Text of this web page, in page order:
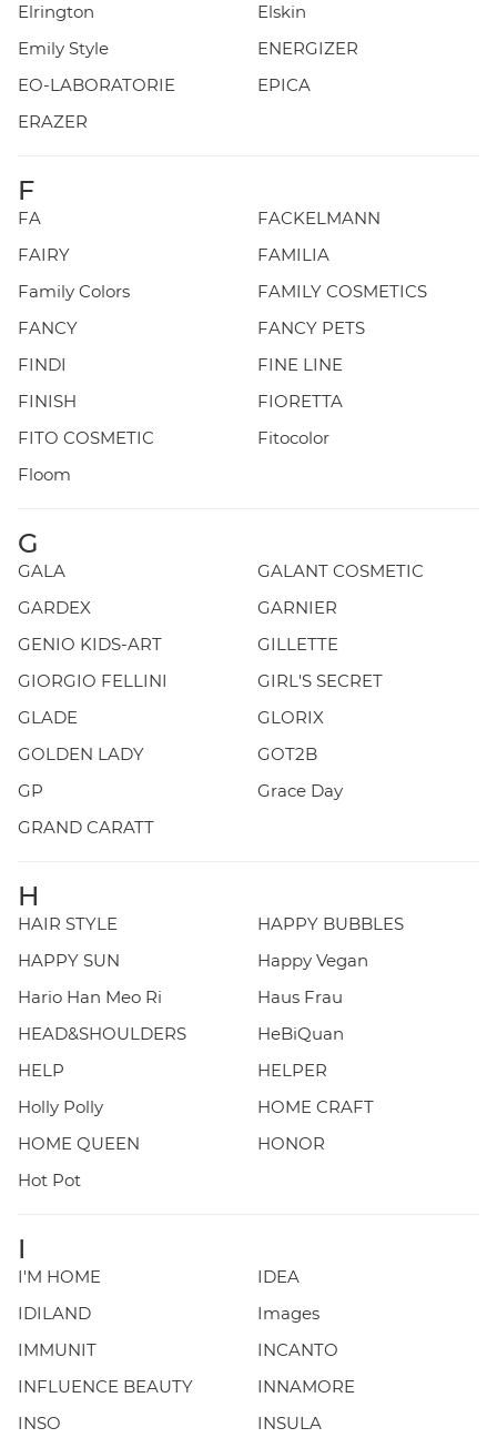
Elrington
Elskin
Emily Style
ENERGIZER
EO-LABORATORIE
EPICA
ERAZER
F
FA
FACKELMANN
FAIRY
FAMILIA
Family Colors
FAMILY COSMETICS
FANCY
FANCY PETS
FINDI
FINE LINE
FINISH
FIORETTA
FITO COSMETIC
Fitocolor
Floom
G
GALA
GALANT COSMETIC
GARDEX
GARNIER
GENIO KIDS-ART
GILLETTE
GIORGIO FELLINI
GIRL'S SECRET
GLADE
GLORIX
GOLDEN LADY
GOT2B
GP
Grace Day
GRAND CARATT
H
HAIR STYLE
HAPPY BUBBLES
HAPPY SUN
Happy Vegan
Hario Han Meo Ri
Haus Frau
HEAD&SHOULDERS
HeBiQuan
HELP
HELPER
Holly Polly
HOME CRAFT
HOME QUEEN
HONOR
Hot Pot
I
I'M HOME
IDEA
IDILAND
Images
IMMUNIT
INCANTO
INFLUENCE BEAUTY
INNAMORE
INSO
INSULA